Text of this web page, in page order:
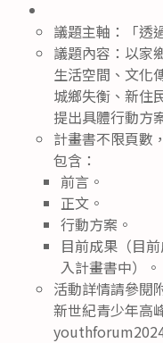
議題主軸：「透
議題內容：以家
生活空間、文化
城鄉失衡、新住
提出具體行動方
計畫書不限頁數
包含：
前言。
正文。
行動方案。
目前成果（目
入計畫書中）。
活動詳情請參閱
新世紀青少年高